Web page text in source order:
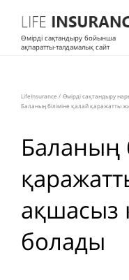
Өмірді сақтандыру бойынша
ақпаратты-талдамалық сайт
LifeInsurance / Өмірді сақтандыру
Баланың біліміне қалай қаражатты
Баланың
ақшасыз
болады